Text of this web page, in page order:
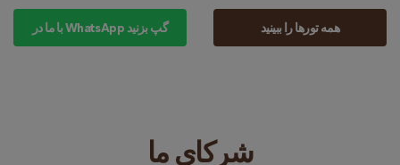
با ما در WhatsApp گپ بزنید همه تورها را ببینید
شرکای ما